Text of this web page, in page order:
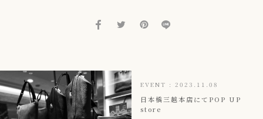
EVENT : 2023.11.08
日本橋三越本店にてPOP UP
store